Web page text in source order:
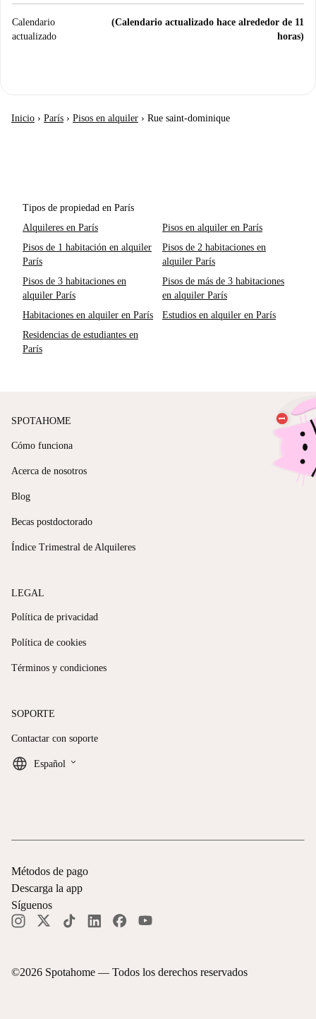
Calendario
actualizado
(Calendario actualizado hace alrededor de 11
horas)
Inicio › París › Pisos en alquiler › Rue saint-dominique
Tipos de propiedad en París
Alquileres en París
Pisos en alquiler en París
Pisos de 1 habitación en alquiler
París
Pisos de 2 habitaciones en
alquiler París
Pisos de 3 habitaciones en
alquiler París
Pisos de más de 3 habitaciones
en alquiler París
Habitaciones en alquiler en París
Estudios en alquiler en París
Residencias de estudiantes en
París
SPOTAHOME
Cómo funciona
Acerca de nosotros
Blog
Becas postdoctorado
Índice Trimestral de Alquileres
LEGAL
Política de privacidad
Política de cookies
Términos y condiciones
SOPORTE
Contactar con soporte
Español keyboard_arrow_down
©2026 Spotahome — Todos los derechos reservados
Métodos de pago
Descarga la app
Síguenos